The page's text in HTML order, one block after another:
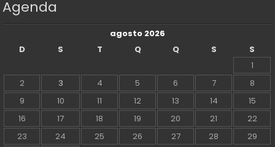
Agenda
agosto 2026
D
S T Q Q S
S
1
2
3 4 5 6 7
8
9
10 11 12 13 14
15
16
17 18 19 20 21
22
23
24 25 26 27 28
29